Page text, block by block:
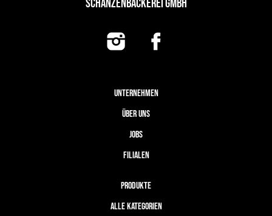
SCHANZENBÄCKEREI GMBH
UNTERNEHMEN
ÜBER UNS
JOBS
FILIALEN
PRODUKTE
ALLE KATEGORIEN